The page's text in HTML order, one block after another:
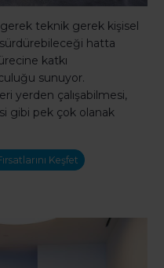
gerek teknik gerek kişisel
hatta
katkı
sunuyor.
yerden çalışabilmesi,
gibi pek çok olanak
Keşfet